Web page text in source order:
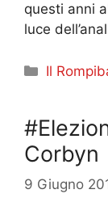
questi anni
luce
Categorie
Il
Corbyn
9 Giugno